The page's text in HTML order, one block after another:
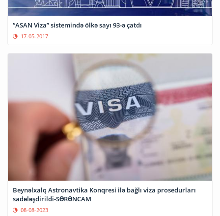
“ASAN Viza” sistemində ölkə sayı 93-ə çatdı
17-05-2017
Beynəlxalq Astronavtika Konqresi ilə bağlı viza prosedurları
sadələşdirildi-SƏRƏNCAM
08-08-2023